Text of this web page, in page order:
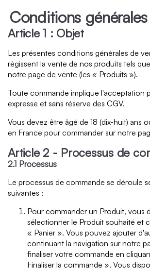
Conditions
Article 1 : Objet
Les présentes conditions générales de
régissent la vente de nos produits tels
notre page de vente (les « Produits »).
Toute commande implique l'acceptation
expresse et sans réserve des CGV.
Vous devez être âgé de 18 (dix-huit) ans
en France pour commander sur notre
Article 2 - Processus de
2.1 Processus
Le processus de commande se déroule
suivantes :
Pour commander un Produit, vous
sélectionner le Produit souhaité et
« Panier ». Vous pouvez ajouter
continuant la navigation sur notre
finaliser votre commande en
Finaliser la commande ». Vous